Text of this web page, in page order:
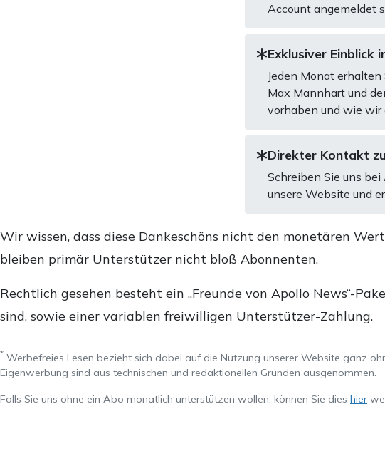
Account angemeldet
Exklusiver Einblick
Jeden Monat
Max Mannhart und
vorhaben und wie wir
Direkter Kontakt
Schreiben Sie uns
unsere Website und
Wir wissen, dass diese Dankeschöns nicht den monetären
bleiben primär Unterstützer nicht bloß Abonnenten.
Rechtlich gesehen besteht ein „Freunde von Apollo News“-
sind, sowie einer variablen freiwilligen Unterstützer-Zahlung.
* Werbefreies Lesen bezieht sich dabei auf die Nutzung unserer Website ganz
Eigenwerbung sind aus technischen und redaktionellen Gründen ausgenommen.
Falls Sie uns ohne ein Abo monatlich unterstützen wollen, können Sie dies hier